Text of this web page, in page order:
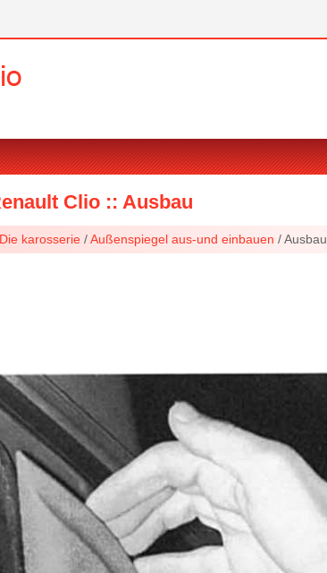
Clio :: Ausbau
Die karosserie /Außenspiegel aus-und einbauen / Ausbau